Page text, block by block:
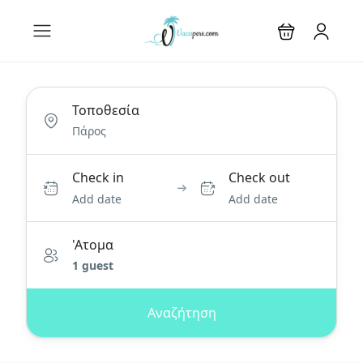
Τοποθεσία
Check in
Add date
Check out
Add date
'Ατομα
1 guest
Αναζήτηση